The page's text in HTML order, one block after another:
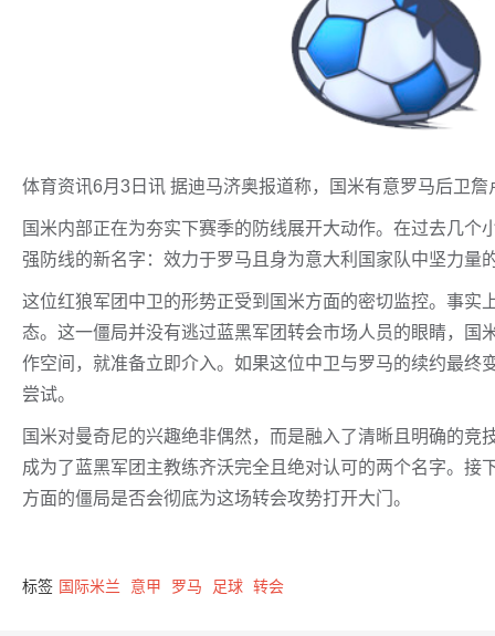
体育资讯6月3日讯 据迪马济奥报道称，国米有意罗马后卫詹
国米内部正在为夯实下赛季的防线展开大动作。在过去几
强防线的新名字：效力于罗马且身为意大利国家队中坚力量
这位红狼军团中卫的形势正受到国米方面的密切监控。事实
态。这一僵局并没有逃过蓝黑军团转会市场人员的眼睛，
作空间，就准备立即介入。如果这位中卫与罗马的续约最终
尝试。
国米对曼奇尼的兴趣绝非偶然，而是融入了清晰且明确的
成为了蓝黑军团主教练齐沃完全且绝对认可的两个名字。
方面的僵局是否会彻底为这场转会攻势打开大门。
标签 国际米兰 意甲 罗马 足球 转会